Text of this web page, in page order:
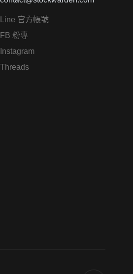
Line 官方帳號
FB 粉專
Instagram
Threads